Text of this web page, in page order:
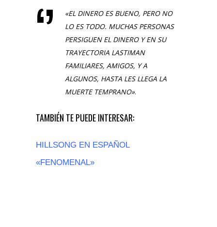
«EL DINERO ES BUENO, PERO NO
LO ES TODO. MUCHAS PERSONAS
PERSIGUEN EL DINERO Y EN SU
TRAYECTORIA LASTIMAN
FAMILIARES, AMIGOS, Y A
ALGUNOS, HASTA LES LLEGA LA
MUERTE TEMPRANO».
TAMBIÉN TE PUEDE INTERESAR:
HILLSONG EN ESPAÑOL
«FENOMENAL»